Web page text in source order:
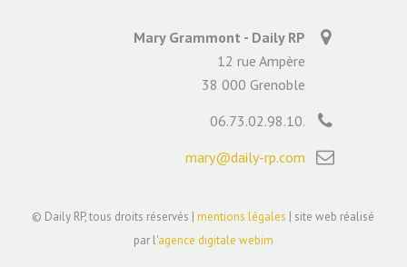
Mary Grammont - Daily RP
12 rue Ampère
38 000 Grenoble
06.73.02.98.10.
mary@daily-rp.com
© Daily RP, tous droits réservés |mentions légales | site web réalisé
par l'agence digitale webim